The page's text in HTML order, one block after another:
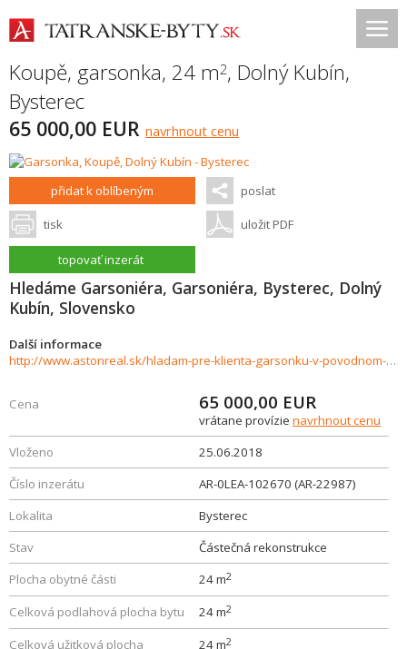
Koupě, garsonka, 24 m2, Dolný Kubín,
Bysterec
65 000,00 EUR navrhnout cenu
přidat k oblíbeným poslat
tisk uložit PDF
topovať inzerát
Hledáme Garsoniéra, Garsoniéra, Bysterec, Dolný
Kubín, Slovensko
Další informace
http://www.astonreal.sk/hladam-pre-klienta-garsonku-v-povodnom-stave-dolny-kubin-bysterec-427235
Cena 65 000,00 EUR
vrátane provízie navrhnout cenu
Vloženo
25.06.2018
Číslo inzerátu
AR-0LEA-102670 (AR-22987)
Lokalita
Bysterec
Stav
Částečná rekonstrukce
Plocha obytné části
24 m2
Celková podlahová plocha bytu 24 m2
Celková užitková plocha 24 m2